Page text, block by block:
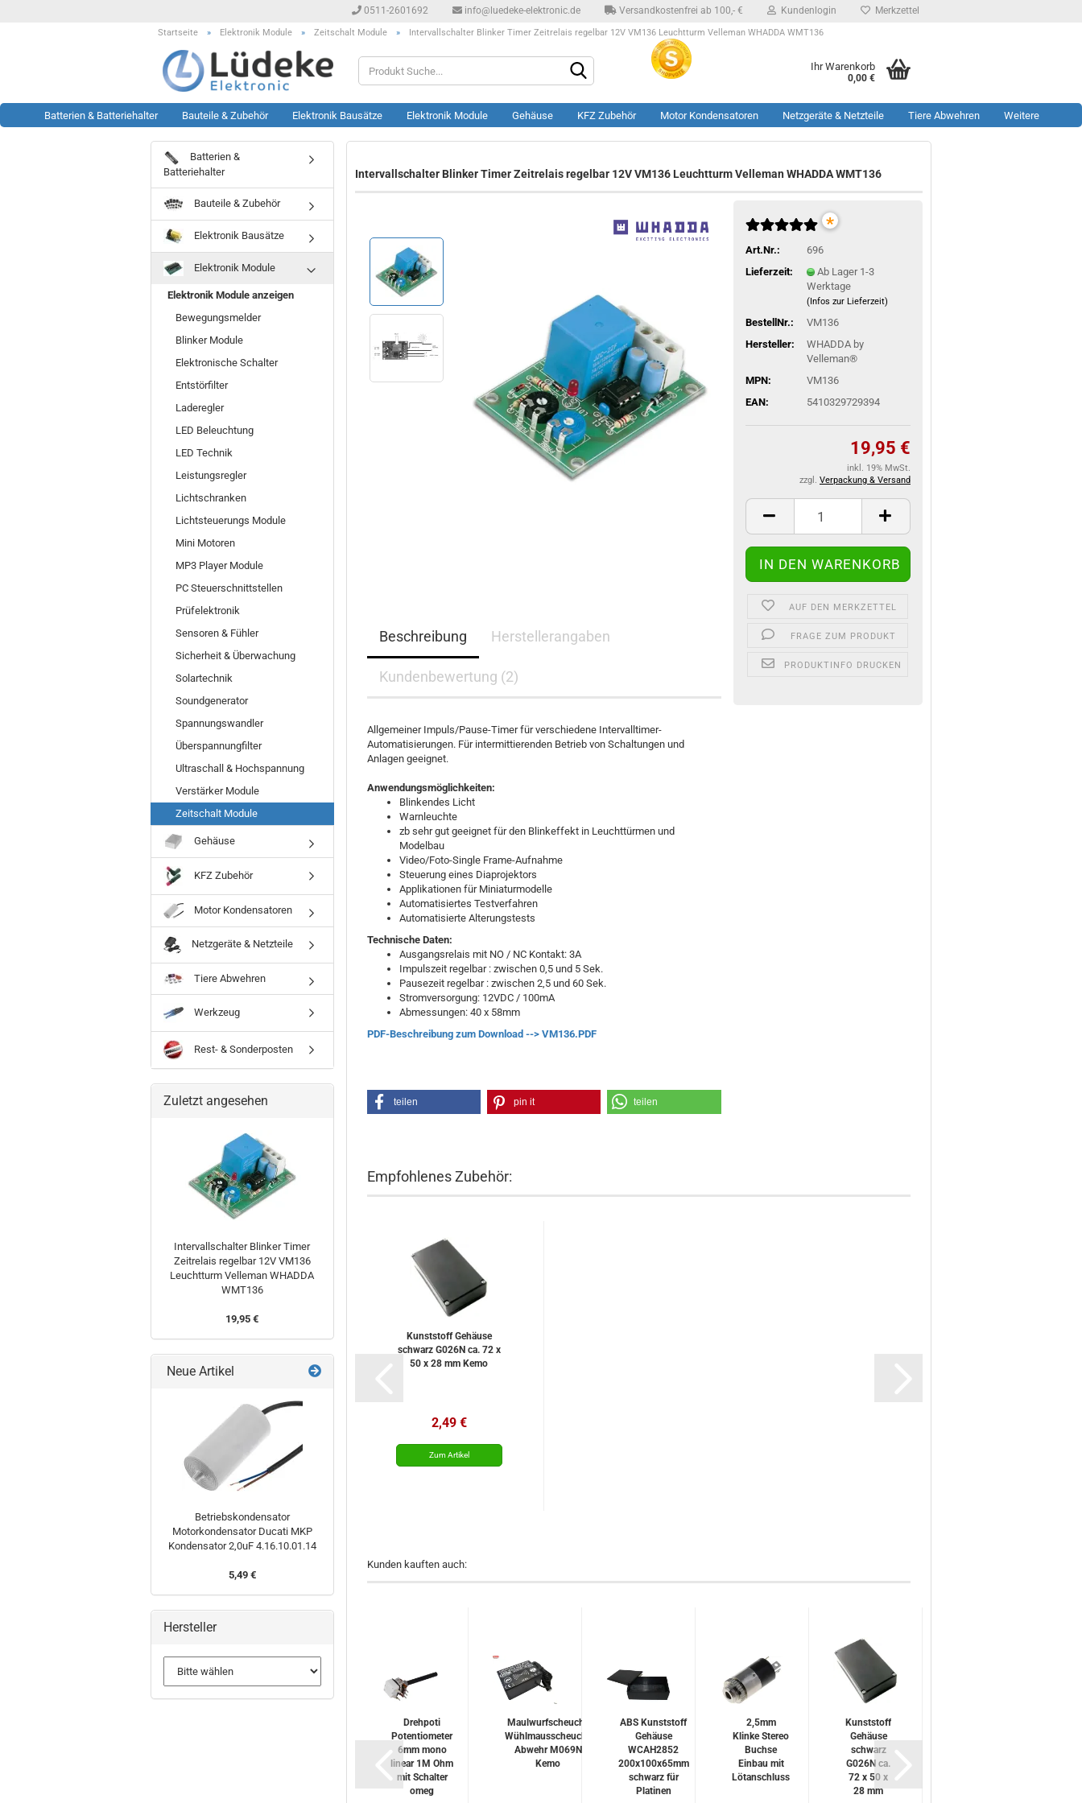
0511-2601692 info@luedeke-elektronic.de Versandkostenfrei ab 100,- € Kundenlogin Merkzettel
Startseite » Elektronik Module » Zeitschalt Module » Intervallschalter Blinker Timer Zeitrelais regelbar 12V VM136 Leuchtturm Velleman WHADDA WMT136
Produkt
Ihr Warenkorb
0,00 €
Batterien & Batteriehalter Bauteile & Zubehör Elektronik Bausätze Elektronik Module Gehäuse KFZ Zubehör Motor Kondensatoren Netzgeräte & Netzteile Tiere Abwehren Weitere
Rest- & Sonderposten
Sonderposten Bausätze
Sonderposten KFZ Artikel
Sonderposten LED Technik
Sonderposten Module
Sonderposten Werkzeug
Intervallschalter Blinker Timer Zeitrelais regelbar 12V VM136 Leuchtturm Velleman WHADDA WMT136
*
Art.Nr.:
696
Lieferzeit:
Ab Lager 1-3
Werktage
(Infos zur Lieferzeit)
BestellNr.:
VM136
Hersteller:
WHADDA by
Velleman®
MPN:
VM136
EAN:
5410329729394
19,95 €
inkl. 19% MwSt.
zzgl. Verpackung & Versand
AUF DEN MERKZETTEL
FRAGE ZUM PRODUKT
PRODUKTINFO DRUCKEN
Beschreibung Herstellerangaben
Kundenbewertung (2)
Allgemeiner Impuls/Pause-Timer für verschiedene Intervalltimer-
Automatisierungen. Für intermittierenden Betrieb von Schaltungen und
Anlagen geeignet.
Anwendungsmöglichkeiten:
Blinkendes Licht
Warnleuchte
zb sehr gut geeignet für den Blinkeffekt in Leuchttürmen und
Modelbau
Video/Foto-Single Frame-Aufnahme
Steuerung eines Diaprojektors
Applikationen für Miniaturmodelle
Automatisiertes Testverfahren
Automatisierte Alterungstests
Technische Daten:
Ausgangsrelais mit NO / NC Kontakt: 3A
Impulszeit regelbar : zwischen 0,5 und 5 Sek.
Pausezeit regelbar : zwischen 2,5 und 60 Sek.
Stromversorgung: 12VDC / 100mA
Abmessungen: 40 x 58mm
PDF-Beschreibung zum Download --> VM136.PDF
teilen pin it teilen
Empfohlenes Zubehör:
Kunststoff Gehäuse
schwarz G026N ca. 72 x
50 x 28 mm Kemo
2,49 €
Kunden kauften auch:
Drehpoti
Potentiometer
6mm mono
linear 1M Ohm
mit Schalter
omeg
Maulwurfscheuche
Wühlmausscheuche
Abwehr M069N
Kemo
ABS Kunststoff
Gehäuse
WCAH2852
200x100x65mm
schwarz für
Platinen
2,5mm
Klinke Stereo
Buchse
Einbau mit
Lötanschluss
Kunststoff
Gehäuse
schwarz
G026N ca.
72 x 50 x
28 mm
Batterien &
Batteriehalter
Bauteile & Zubehör
Elektronik Bausätze
Elektronik Module
Elektronik Module anzeigen
Bewegungsmelder
Blinker Module
Elektronische Schalter
Entstörfilter
Laderegler
LED Beleuchtung
LED Technik
Leistungsregler
Lichtschranken
Lichtsteuerungs Module
Mini Motoren
MP3 Player Module
PC Steuerschnittstellen
Prüfelektronik
Sensoren & Fühler
Sicherheit & Überwachung
Solartechnik
Soundgenerator
Spannungswandler
Überspannungfilter
Ultraschall & Hochspannung
Verstärker Module
Zeitschalt Module
Gehäuse
KFZ Zubehör
Motor Kondensatoren
Netzgeräte & Netzteile
Tiere Abwehren
Werkzeug
Rest- & Sonderposten
Zuletzt angesehen
Intervallschalter Blinker Timer
Zeitrelais regelbar 12V VM136
Leuchtturm Velleman WHADDA
WMT136
19,95 €
Neue Artikel
Betriebskondensator
Motorkondensator Ducati MKP
Kondensator 2,0uF 4.16.10.01.14
5,49 €
Hersteller